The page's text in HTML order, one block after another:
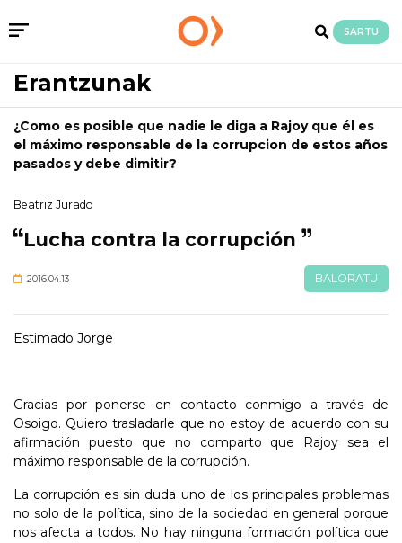
SARTU
Erantzunak
¿Como es posible que nadie le diga a Rajoy que él es
el máximo responsable de la corrupcion de estos años
pasados y debe dimitir?
Beatriz Jurado
Lucha contra la corrupción
2016.04.13 BALORATU
Estimado Jorge
Gracias por ponerse en contacto conmigo a través de
Osoigo. Quiero trasladarle que no estoy de acuerdo con su
afirmación puesto que no comparto que Rajoy sea el
máximo responsable de la corrupción.
La corrupción es sin duda uno de los principales problemas
no solo de la política, sino de la sociedad en general porque
nos afecta a todos. No hay ninguna formación política que